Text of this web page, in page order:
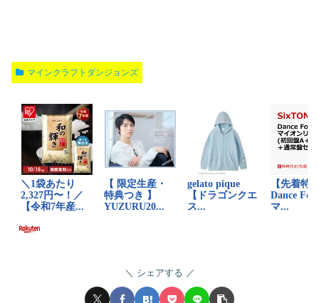
マインクラフトダンジョンズ
シェアする